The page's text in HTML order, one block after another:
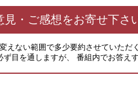
見・ご感想をお寄せ下さ
ない範囲で多少要約させていただ
目を通しますが、 番組内でお答え